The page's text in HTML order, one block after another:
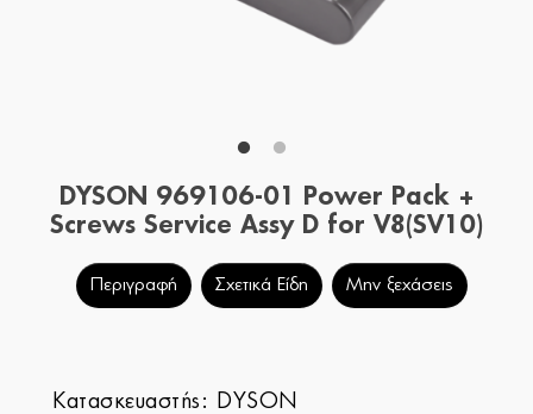
DYSON 969106-01 Power Pack +
Screws Service Assy D for V8(SV10)
Περιγραφή Σχετικά Είδη Μην ξεχάσεις
Κατασκευαστής: DYSON